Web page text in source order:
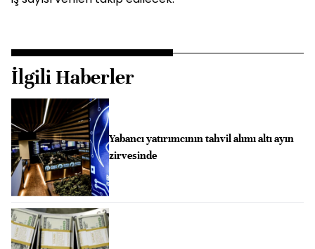
İlgili Haberler
Yabancı yatırımcının tahvil alımı altı ayın
zirvesinde